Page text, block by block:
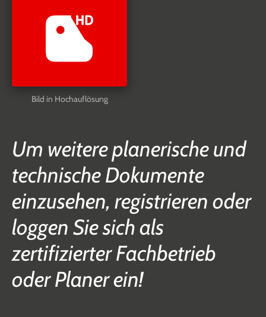
Bild in Hochauflösung
Um weitere planerische und
technische Dokumente
einzusehen, registrieren oder
loggen Sie sich als
zertifizierter Fachbetrieb
oder Planer ein!